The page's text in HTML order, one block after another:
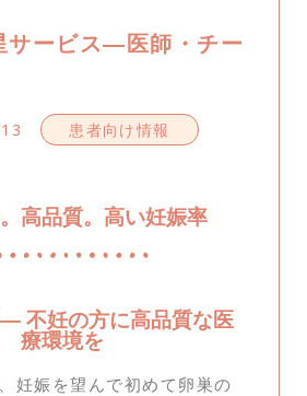
サービス―医師・チー
患者向け情報
高品質。高い妊娠率
不妊の方に高品質な医
療環境を
妊娠を望んで初めて卵巣の